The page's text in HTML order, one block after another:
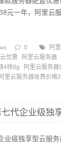
元一年，阿里
0 阿
优惠 阿里云服务器
4核8g 阿里云服务器
阿里云服务器收费价格
代企业级独
业级独享型云服